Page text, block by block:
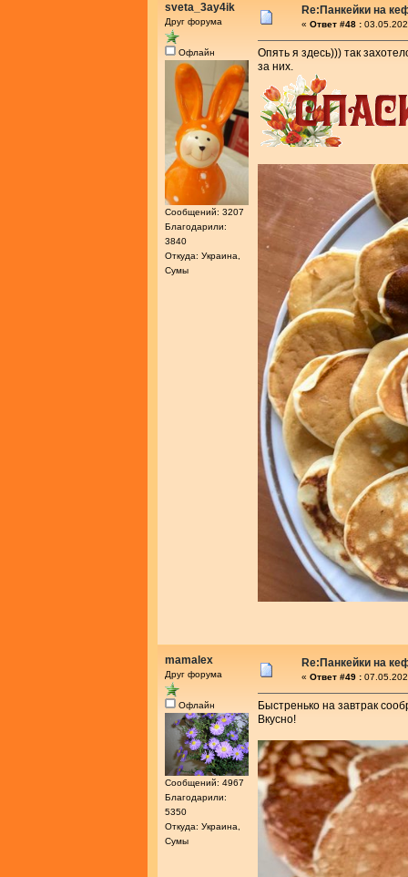
sveta_3ay4ik
Друг форума
Офлайн
Сообщений: 3207
Благодарили:
3840
Откуда: Украина,
Сумы
Re:Панкейки на
« Ответ #48 :
Опять я здесь))) так
за них.
mamalex
Друг форума
Офлайн
Сообщений: 4967
Благодарили:
5350
Откуда: Украина,
Сумы
Re:Панкейки на
« Ответ #49 :
Быстренько на завтрак
Вкусно!